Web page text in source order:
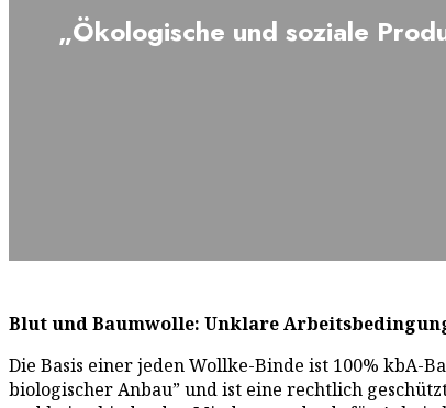
„Ökologische und soziale
Blut und Baumwolle: Unklare
Die Basis einer jeden Wollke-Binde ist 100% kbA-
biologischer Anbau” und ist eine rechtlich